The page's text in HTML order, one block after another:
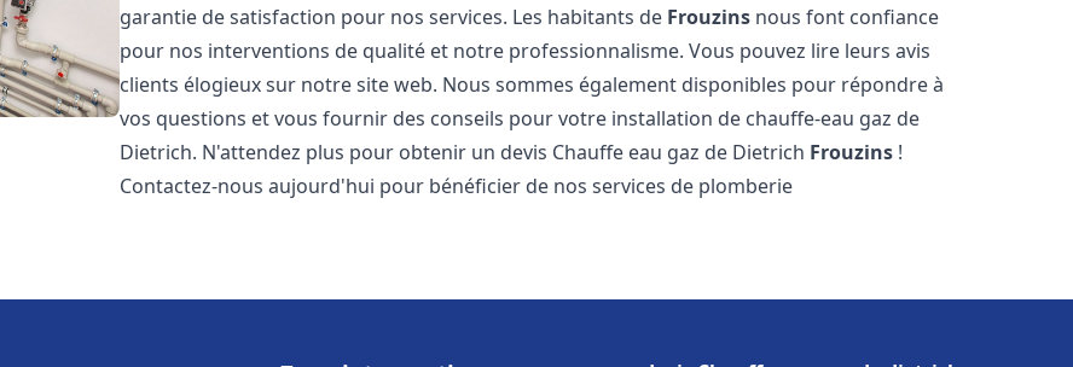
garantie de satisfaction pour nos services. Les habitants de Frouzins nous font confiance
pour nos interventions de qualité et notre professionnalisme. Vous pouvez lire leurs avis
clients élogieux sur notre site web. Nous sommes également disponibles pour répondre à
vos questions et vous fournir des conseils pour votre installation de chauffe-eau gaz de
Dietrich. N'attendez plus pour obtenir un devis Chauffe eau gaz de Dietrich Frouzins !
Contactez-nous aujourd'hui pour bénéficier de nos services de plomberie